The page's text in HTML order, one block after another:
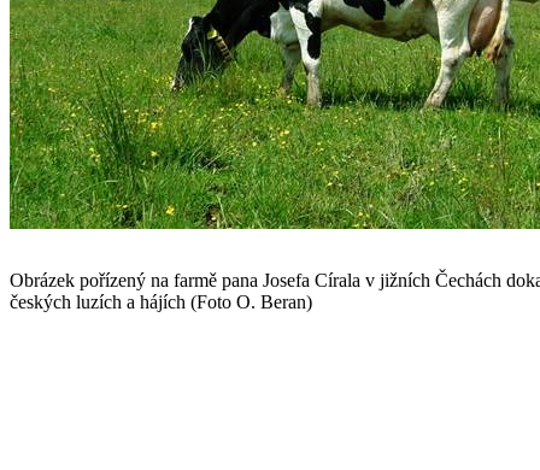
Obrázek pořízený na farmě pana Josefa Círala v jižních Čechách
českých luzích a hájích (Foto O. Beran)